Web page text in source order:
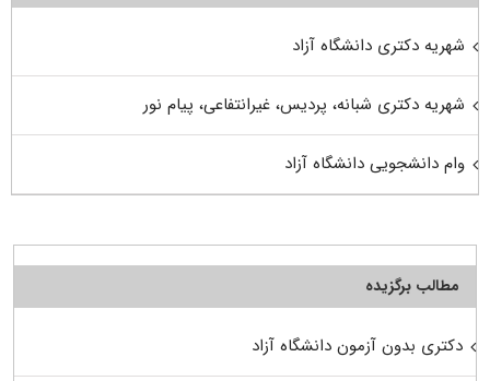
شهریه دکتری دانشگاه آزاد
شهریه دکتری شبانه، پردیس، غیرانتفاعی، پیام نور
وام دانشجویی دانشگاه آزاد
مطالب برگزیده
دکتری بدون آزمون دانشگاه آزاد